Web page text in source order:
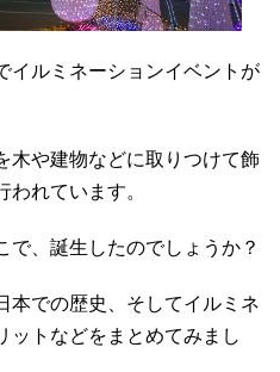
イルミネーションイベントが
木や建物などに取りつけて飾
われています。
で、誕生したのでしょうか？
本での歴史、そしてイルミネ
ットなどをまとめてみまし